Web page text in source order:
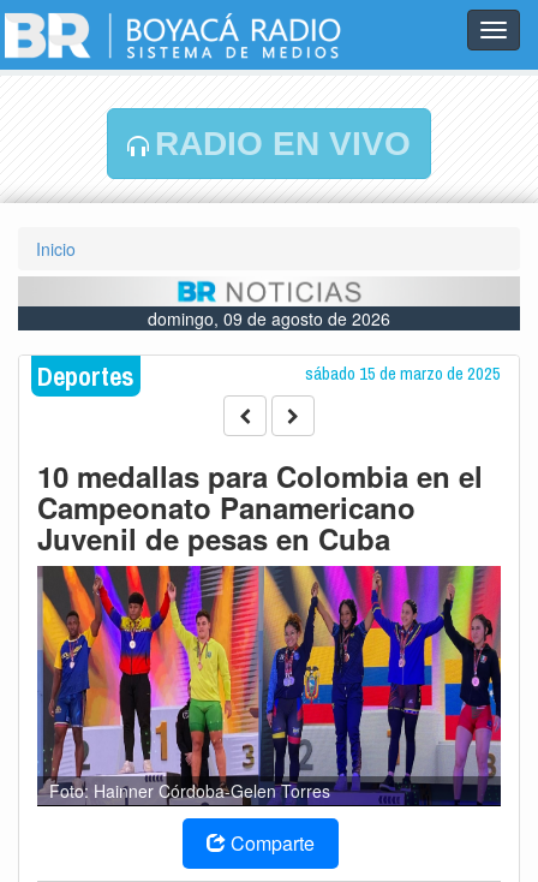
RADIO EN VIVO
Inicio
domingo, 09 de agosto de 2026
Deportes sábado 15 de marzo de 2025
10 medallas para Colombia en el
Campeonato Panamericano
Juvenil de pesas en Cuba
Foto: Hainner Córdoba-Gelen Torres
Comparte